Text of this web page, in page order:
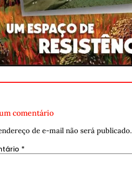
comentário
de e-mail não será publicado.
*